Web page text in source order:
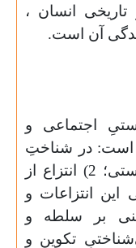
تاریخی انسان ،
آن است.
اجتماعی و
است: در شناختِ
1) پیکریافتگی‌های واقعی این هستی؛ 2) انتزاع از
پیکریافتگی این انتزاعات و
بر سلطه و
تکوین و